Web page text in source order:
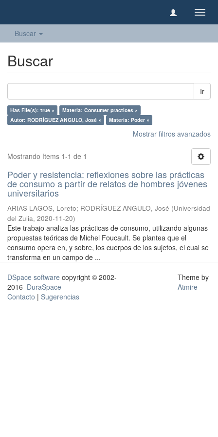
Buscar
Buscar
Ir
Has File(s): true ×
Materia: Consumer practices ×
Autor: RODRÍGUEZ ANGULO, José ×
Materia: Poder ×
Mostrar filtros avanzados
Mostrando ítems 1-1 de 1
Poder y resistencia: reflexiones sobre las prácticas
de consumo a partir de relatos de hombres jóvenes
universitarios
ARIAS LAGOS, Loreto; RODRÍGUEZ ANGULO, José (Universidad
del Zulia, 2020-11-20)
Este trabajo analiza las prácticas de consumo, utilizando algunas
propuestas teóricas de Michel Foucault. Se plantea que el
consumo opera en, y sobre, los cuerpos de los sujetos, el cual se
transforma en un campo de ...
DSpace software copyright © 2002-
2016 DuraSpace
Contacto | Sugerencias
Theme by
Atmire